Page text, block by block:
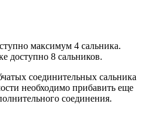
максимум 4 сальника.
доступно 8 сальников.
соединительных сальника
необходимо прибавить еще
соединения.